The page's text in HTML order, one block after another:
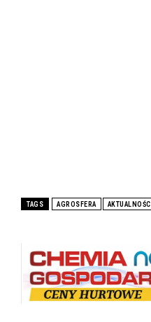
TAGS AGROSFERA AKTUALNOŚCI